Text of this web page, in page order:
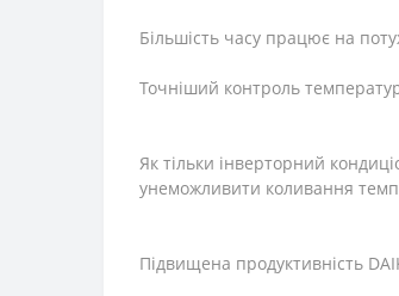
Більшість часу працює на
Точніший контроль
Як тільки інверторний
унеможливити коливання
Підвищена продуктивність